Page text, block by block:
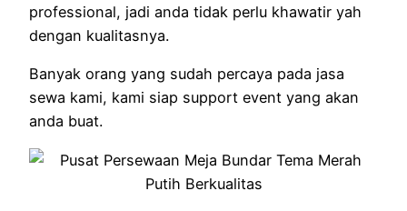
professional, jadi anda tidak perlu khawatir yah
dengan kualitasnya.
Banyak orang yang sudah percaya pada jasa
sewa kami, kami siap support event yang akan
anda buat.